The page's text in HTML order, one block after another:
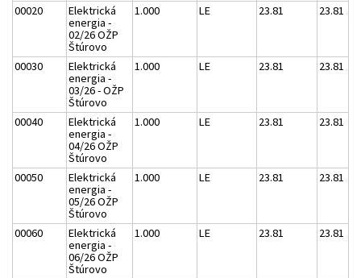
00020
Elektrická
energia -
02/26 OŽP
Štúrovo
1.000 LE 23.81 23.81
00030
Elektrická
energia -
03/26 - OŽP
Štúrovo
1.000 LE 23.81 23.81
00040
Elektrická
energia -
04/26 OŽP
Štúrovo
1.000 LE 23.81 23.81
00050
Elektrická
energia -
05/26 OŽP
Štúrovo
1.000 LE 23.81 23.81
00060
Elektrická
energia -
06/26 OŽP
Štúrovo
1.000 LE 23.81 23.81